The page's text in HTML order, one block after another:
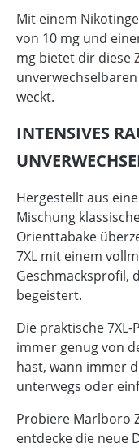
Mit einem
von 10 mg und
mg bietet dir diese
weckt.
INTENSIVES
Hergestellt aus
Mischung
Orienttabake
7XL mit einem
Geschmacksprofil,
begeistert.
Die praktische
immer genug von
hast, wann immer
unterwegs oder
Probiere Marlboro
entdecke die neue